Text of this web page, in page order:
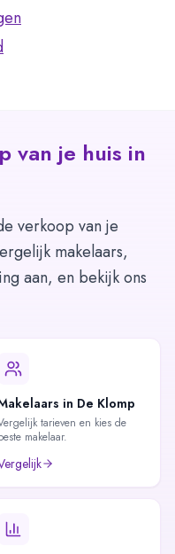
van je huis in
verkoop van je
makelaars,
aan, en bekijk ons
in De Klomp
tarieven en kies de
makelaar.